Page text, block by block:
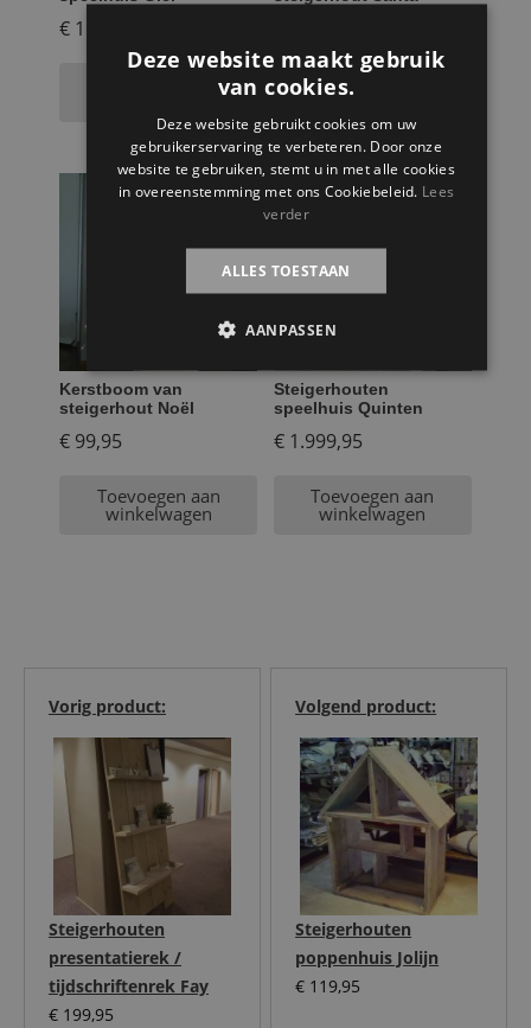
€ 1.995,95
Toevoegen aan Toevoegen aan
winkelwagen
Kerstboom van
steigerhout Noël
€ 99,95
Toevoegen aan
winkelwagen
Steigerhouten
speelhuis Quinten
€1.999,95
Toevoegen aan
winkelwagen
Volgend product:
Steigerhouten
poppenhuis Jolijn
€ 119,95
Vorig product:
Steigerhouten
presentatierek /
tijdschriftenrek Fay
€ 199,95
Deze website maakt gebruik
van cookies.
Deze website gebruikt cookies om uw
gebruikerservaring te verbeteren. Door onze
website te gebruiken, stemt u in met alle cookies
in overeenstemming met ons Cookiebeleid. Lees
verder
ALLES TOESTAAN
AANPASSEN